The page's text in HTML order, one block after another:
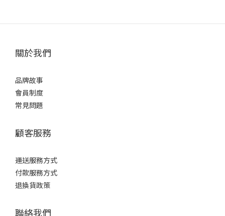
關於我們
品牌故事
會員制度
常見問題
顧客服務
運送服務方式
付款服務方式
退換貨政策
聯絡我們